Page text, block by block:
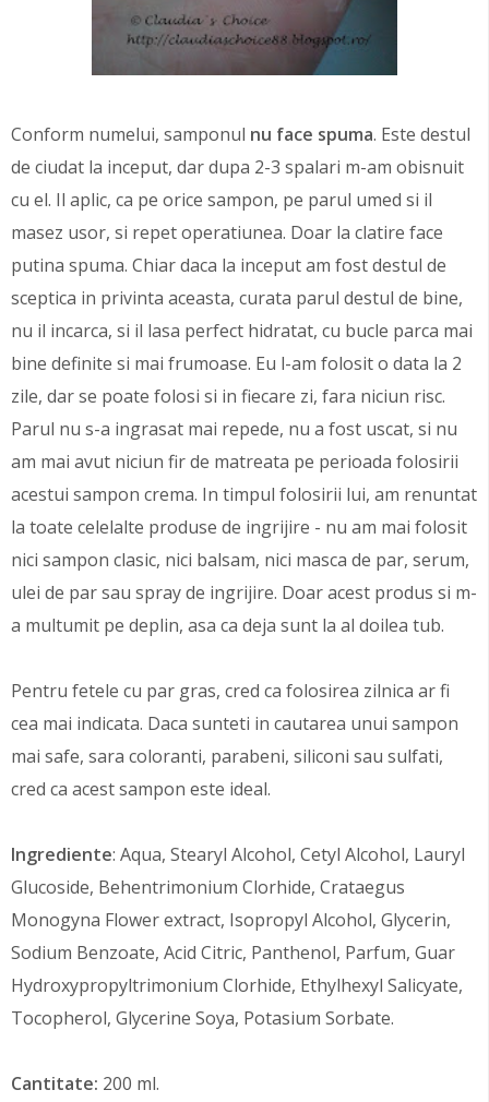
Conform numelui, samponul nu face spuma. Este destul
de ciudat la inceput, dar dupa 2-3 spalari m-am obisnuit
cu el. Il aplic, ca pe orice sampon, pe parul umed si il
masez usor, si repet operatiunea. Doar la clatire face
putina spuma. Chiar daca la inceput am fost destul de
sceptica in privinta aceasta, curata parul destul de bine,
nu il incarca, si il lasa perfect hidratat, cu bucle parca mai
bine definite si mai frumoase. Eu l-am folosit o data la 2
zile, dar se poate folosi si in fiecare zi, fara niciun risc.
Parul nu s-a ingrasat mai repede, nu a fost uscat, si nu
am mai avut niciun fir de matreata pe perioada folosirii
acestui sampon crema. In timpul folosirii lui, am renuntat
la toate celelalte produse de ingrijire - nu am mai folosit
nici sampon clasic, nici balsam, nici masca de par, serum,
ulei de par sau spray de ingrijire. Doar acest produs si m-
a multumit pe deplin, asa ca deja sunt la al doilea tub.
Pentru fetele cu par gras, cred ca folosirea zilnica ar fi
cea mai indicata. Daca sunteti in cautarea unui sampon
mai safe, sara coloranti, parabeni, siliconi sau sulfati,
cred ca acest sampon este ideal.
Ingrediente: Aqua, Stearyl Alcohol, Cetyl Alcohol, Lauryl
Glucoside, Behentrimonium Clorhide, Crataegus
Monogyna Flower extract, Isopropyl Alcohol, Glycerin,
Sodium Benzoate, Acid Citric, Panthenol, Parfum, Guar
Hydroxypropyltrimonium Clorhide, Ethylhexyl Salicyate,
Tocopherol, Glycerine Soya, Potasium Sorbate.
Cantitate: 200 ml.